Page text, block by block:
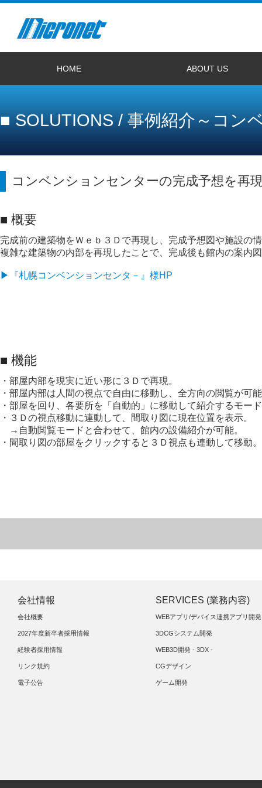
HOME ABOUT US
■ SOLUTIONS / 事例紹介～コン
コンベンションセンターの完成予想を再
■ 概要
完成前の建築物をＷｅｂ３Ｄで再現し、完成予想図や施設の
複雑な建築物の内部を再現したことで、完成後も館内の案内
▶『札幌コンベンションセンタ－』様HP
■ 機能
・部屋内部を現実に近い形に３Ｄで再現。
・部屋内部は人間の視点で自由に移動し、全方向の閲覧が可
・部屋を回り、各要所を「自動的」に移動して紹介するモー
・３Ｄの視点移動に連動して、間取り図に現在位置を表示。
→自動閲覧モードと合わせて、館内の設備紹介が可能。
・間取り図の部屋をクリックすると３Ｄ視点も連動して移動。
会社情報
会社概要
2027年度新卒者採用情報
経験者採用情報
リンク規約
電子公告
SERVICES (業務内容)
WEBアプリ/デバイス連携アプリ開発
3DCGシステム開発
WEB3D開発 - 3DX -
CGデザイン
ゲーム開発